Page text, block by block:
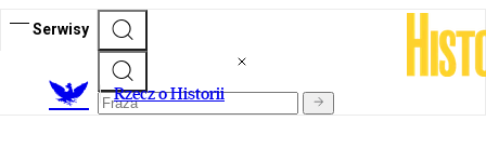
Serwisy
Rzecz o Historii